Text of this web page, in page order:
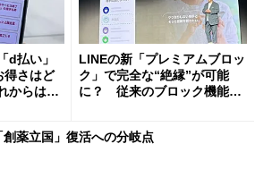
d払い」
得さはど
からは
LINEの新「プレミアムブロッ
ク」で完全な“絶縁”が可能
に？ 従来のブロック機能と
創薬立国」復活への分岐点